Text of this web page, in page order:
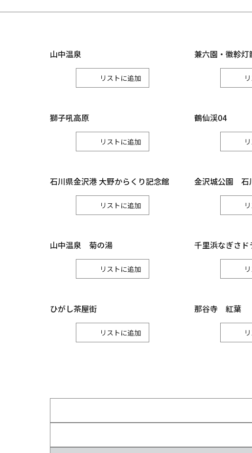
5月 8月
山中温泉
リスト
兼六園・徽軫灯
獅子吼高原
リスト
鶴仙渓04
石川県金沢港 大野からくり記念館
リスト
金沢城公園 石
山中温泉 菊の湯
リスト
千里浜なぎさド
ひがし茶屋街
リスト
那谷寺 紅葉